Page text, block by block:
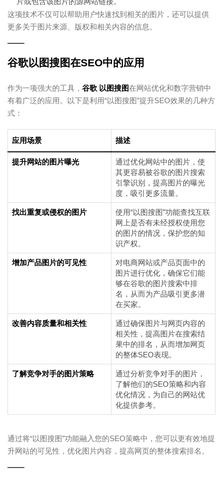
这项技术不仅可以帮助用户快速找到相关的图片，还可以提供
更多关于图片来源、版权和相关内容的信息。
谷歌以图搜图在SEO中的应用
作为一项强大的工具， 谷歌 以图搜图在网站优化和数字营销中
有着广泛的应用。以下是利用“以图搜图”提升SEO效果的几种方
式：
应用场景 描述
提升网站的图片曝光
通过优化网站中的图片，使
其更容易被谷歌的图片搜索
引擎识别，提高图片的曝光
度，吸引更多流量。
找出重复或侵权的图片
使用“以图搜图”功能查找互联
网上是否有未经授权使用您
的图片的情况，保护您的知
识产权。
增加产品图片的可见性
对电商网站或产品页面中的
图片进行优化，确保它们能
够在谷歌的图片搜索中排
名，从而为产品吸引更多潜
在买家。
改善内容质量和相关性
通过确保图片与网页内容的
相关性，提高图片在搜索结
果中的排名，从而增加网页
的整体SEO表现。
了解竞争对手的图片策略
通过分析竞争对手的图片，
了解他们的SEO策略和内容
优化情况，为自己的网站优
化提供参考。
通过将“以图搜图”功能融入您的SEO策略中，您可以更有效地提
升网站的可见性，优化图片内容，提高网页的整体搜索排名。